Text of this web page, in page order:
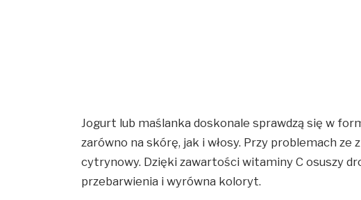
Jogurt lub maślanka doskonale sprawdzą się w
zarówno na skórę, jak i włosy. Przy problemach
cytrynowy. Dzięki zawartości witaminy C osuszy
przebarwienia i wyrówna koloryt.